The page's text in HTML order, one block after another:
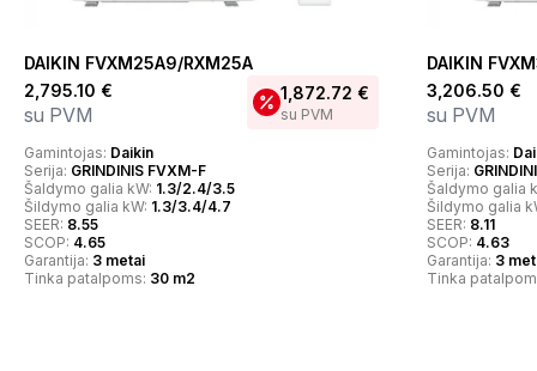
DAIKIN FVXM25A9/RXM25A
2,795.10 €
su PVM
1,872.72 €
su PVM
Gamintojas: Daikin
Serija: GRINDINIS FVXM-F
Šaldymo galia kW: 1.3/2.4/3.5
Šildymo galia kW: 1.3/3.4/4.7
SEER: 8.55
SCOP: 4.65
Garantija: 3 metai
Tinka patalpoms: 30 m2
DAIKIN
3,206.50 €
su PVM
Gamintojas:
Serija:
Šaldymo galia
Šildymo galia
SEER: 8.11
SCOP: 4.63
Garantija: 3
Tinka